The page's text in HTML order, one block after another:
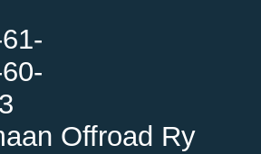
Offroad Ry